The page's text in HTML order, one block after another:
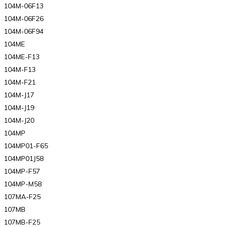
104M-06F13
104M-06F26
104M-06F94
104ME
104ME-F13
104M-F13
104M-F21
104M-J17
104M-J19
104M-J20
104MP
104MP01-F65
104MP01J58
104MP-F57
104MP-M58
107MA-F25
107MB
107MB-F25